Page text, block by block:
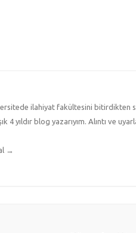
ilahiyat fakültesini bitirdikten
4 yıldır blog yazarıyım. Alıntı ve
→